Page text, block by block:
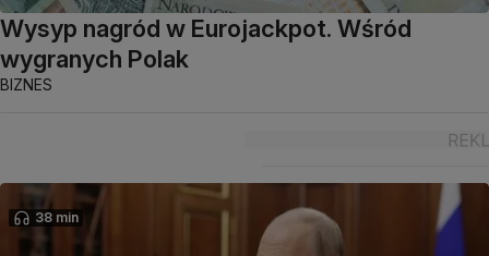
Wysyp nagród w Eurojackpot. Wśród
wygranych Polak
BIZNES
38 min